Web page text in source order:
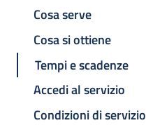
Cosa serve
Cosa si ottiene
Tempi e scadenze
Accedi al servizio
Condizioni di servizio